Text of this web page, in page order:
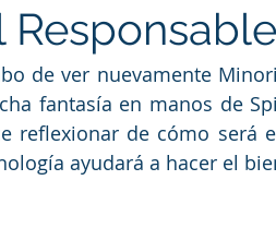
de ver nuevamente
fantasía en manos de
reflexionar de cómo será
ayudará a hacer el